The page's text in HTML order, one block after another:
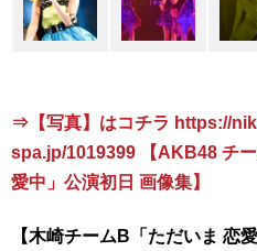
⇒【写真】はコチラ https://
spa.jp/1019399 【AKB48 チ
愛中」公演初日 画像集】
【木崎チームB「ただいま 恋